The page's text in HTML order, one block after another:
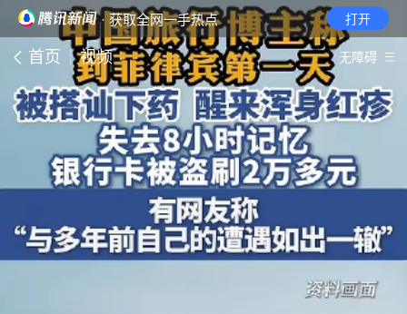
· 获取全网一手热点 打开
首页 视频 无障碍